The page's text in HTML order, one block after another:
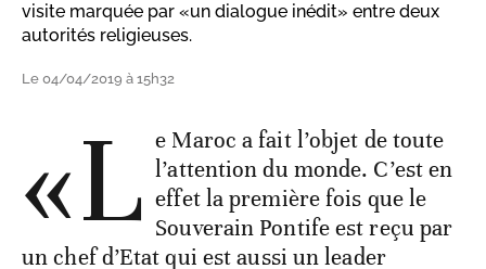
visite marquée par «un dialogue inédit» entre deux
autorités religieuses.
Le 04/04/2019 à 15h32
«L e Maroc a fait l’objet de toute
l’attention du monde. C’est en
effet la première fois que le
Souverain Pontife est reçu par
un chef d’Etat qui est aussi un leader